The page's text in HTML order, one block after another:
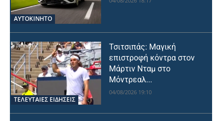
ΑΥΤΟΚΙΝΗΤΟ
ΤΕΛΕΥΤΑΙΕΣ ΕΙΔΗΣΕΙΣ
Τσιτσιπάς: Μαγική
επιστροφή κόντρα στον
Μάρτιν Νταμ στο
Μόντρεαλ...
04/08/2026 19:10